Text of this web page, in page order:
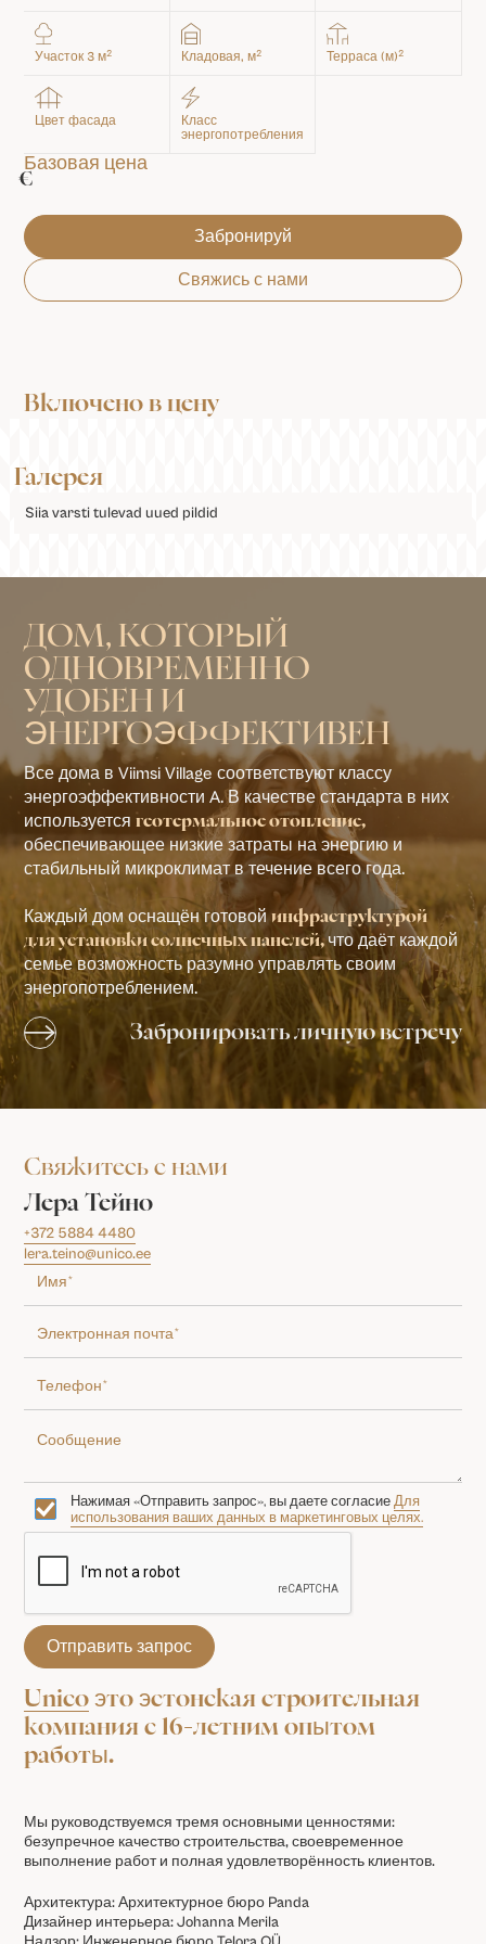
Участок 3 м2 Кладовая, м2 Терраса (м)2
Цвет фасада
Класс
энергопотребления
Базовая цена
€
Забронируй
Свяжись с нами
Включено в цену
Галерея
Siia varsti tulevad uued pildid
ДОМ, КОТОРЫЙ
ОДНОВРЕМЕННО
УДОБЕН И
ЭНЕРГОЭФФЕКТИВЕН
Все дома в Viimsi Village соответствуют классу
энергоэффективности A. В качестве стандарта в них
используетсягеотермальное отопление,
обеспечивающее низкие затраты на энергию и
стабильный микроклимат в течение всего года.
Каждый дом оснащён готовойинфраструктурой
для установки солнечных панелей,что даёт каждой
семье возможность разумно управлять своим
энергопотреблением.
Забронировать личную встречу
Unico это эстонская строительная
компания с 16-летним опытом
работы.
Мы руководствуемся тремя основными ценностями:
безупречное качество строительства, своевременное
выполнение работ и полная удовлетворённость клиентов.
Архитектура: Архитектурное бюро Panda
Дизайнер интерьера: Johanna Merila
Свяжитесь с нами
Лера Тейно
+372 5884 4480
lera.teino@unico.ee
Нажимая «Отправить запрос», вы даете согласиеДля
использования ваших данных в маркетинговых целях.